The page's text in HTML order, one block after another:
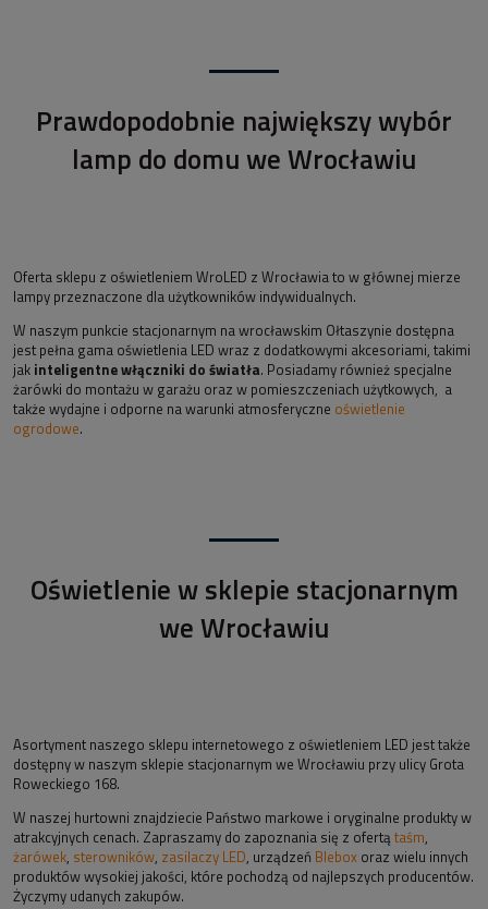
Prawdopodobnie największy wybór
lamp do domu we Wrocławiu
Oferta sklepu z oświetleniem WroLED z Wrocławia to w głównej mierze
lampy przeznaczone dla użytkowników indywidualnych.
W naszym punkcie stacjonarnym na wrocławskim Ołtaszynie dostępna
jest pełna gama oświetlenia LED wraz z dodatkowymi akcesoriami, takimi
jak inteligentne włączniki do światła. Posiadamy również specjalne
żarówki do montażu w garażu oraz w pomieszczeniach użytkowych, a
także wydajne i odporne na warunki atmosferyczne oświetlenie
ogrodowe.
Oświetlenie w sklepie stacjonarnym
we Wrocławiu
Asortyment naszego sklepu internetowego z oświetleniem LED jest także
dostępny w naszym sklepie stacjonarnym we Wrocławiu przy ulicy Grota
Roweckiego 168.
W naszej hurtowni znajdziecie Państwo markowe i oryginalne produkty w
atrakcyjnych cenach. Zapraszamy do zapoznania się z ofertą taśm,
żarówek, sterowników, zasilaczy LED, urządzeń Blebox oraz wielu innych
produktów wysokiej jakości, które pochodzą od najlepszych producentów.
Życzymy udanych zakupów.